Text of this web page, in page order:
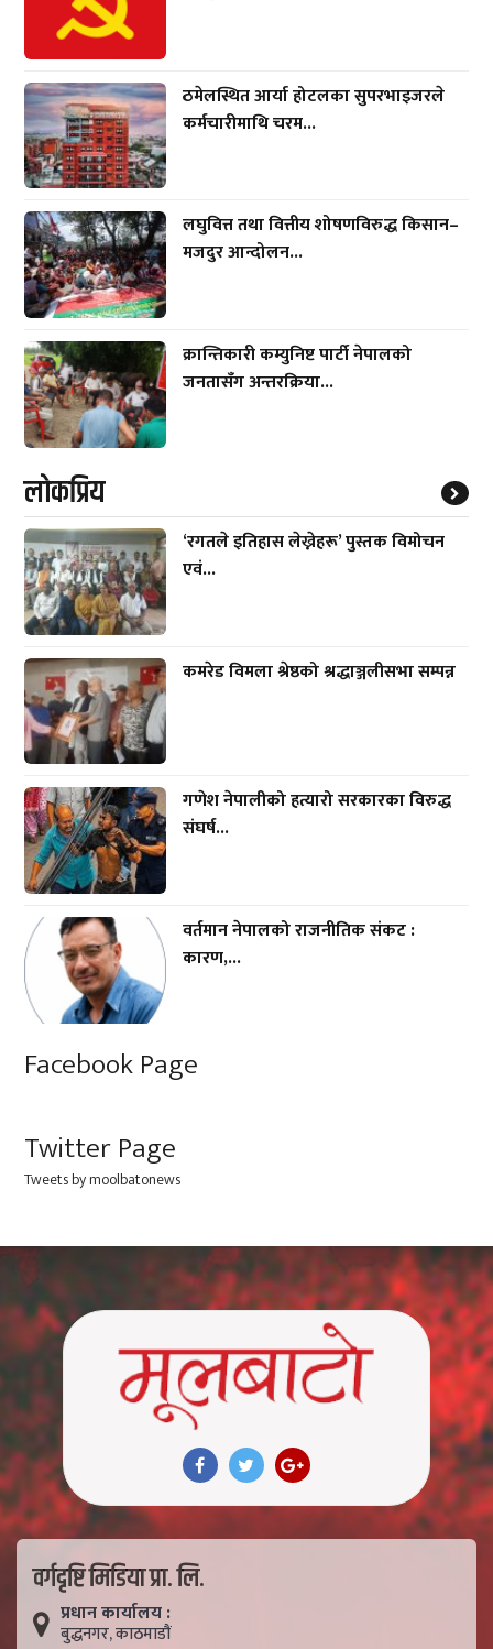
ठमेलस्थित आर्या होटलका सुपरभाइजरले
कर्मचारीमाथि चरम...
लघुवित्त तथा वित्तीय शोषणविरुद्ध किसान–
मजदुर आन्दोलन...
क्रान्तिकारी कम्युनिष्ट पार्टी नेपालको
जनतासँग अन्तरक्रिया...
लाेकप्रिय
‘रगतले इतिहास लेख्नेहरू’ पुस्तक विमोचन
एवं...
कमरेड विमला श्रेष्ठको श्रद्धाञ्जलीसभा सम्पन्न
गणेश नेपालीको हत्यारो सरकारका विरुद्ध
संघर्ष...
वर्तमान नेपालको राजनीतिक संकट :
कारण,...
Facebook Page
Twitter Page
Tweets by moolbatonews
वर्गदृष्टि मिडिया प्रा. लि.
प्रधान कार्यालय :
बुद्धनगर, काठमाडाैं